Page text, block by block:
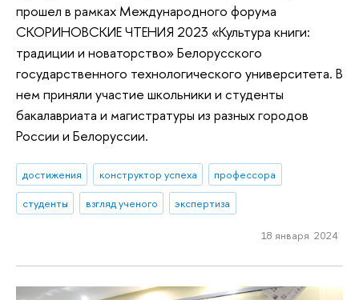
прошел в рамках Международного форума
СКОРИНОВСКИЕ ЧТЕНИЯ 2023 «Культура книги:
традиции и новаторство» Белорусского
государственного технологического университета. В
нем приняли участие школьники и студенты
бакалавриата и магистратуры из разных городов
России и Белоруссии.
достижения конструктор успеха
профессора
студенты
взгляд ученого экспертиза
18 января 2024